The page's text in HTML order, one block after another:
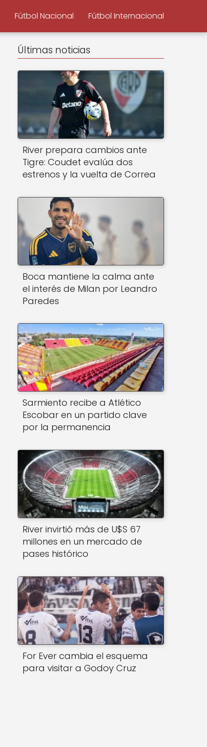
Fútbol Nacional Fútbol Internacional
Últimas noticias
River prepara cambios ante
Tigre: Coudet evalúa dos
estrenos y la vuelta de Correa
Boca mantiene la calma ante
el interés de Milan por Leandro
Paredes
Sarmiento recibe a Atlético
Escobar en un partido clave
por la permanencia
River invirtió más de U$S 67
millones en un mercado de
pases histórico
For Ever cambia el esquema
para visitar a Godoy Cruz